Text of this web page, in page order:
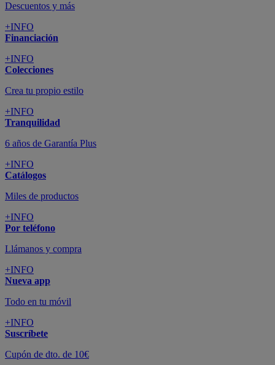
Descuentos y más
+INFO
Financiación
+INFO
Colecciones
Crea tu propio estilo
+INFO
Tranquilidad
6 años de Garantía Plus
+INFO
Catálogos
Miles de productos
+INFO
Por teléfono
Llámanos y compra
+INFO
Nueva app
Todo en tu móvil
+INFO
Suscríbete
Cupón de dto. de 10€